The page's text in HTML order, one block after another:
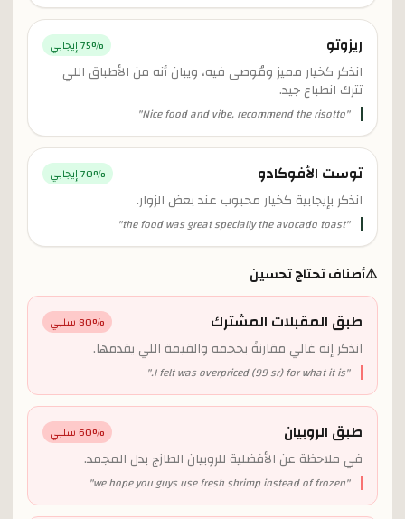
ريزوتو 75% إيجابي
انذكر كخيار مميز ومُوصى فيه، ويبان أنه من الأطباق اللي
تترك انطباع جيد.
"
Nice food and vibe, recommend the risotto
"
توست الأفوكادو 70% إيجابي
انذكر بإيجابية كخيار محبوب عند بعض الزوار.
"
the food was great specially the avocado toast
"
⚠️أصناف تحتاج تحسين
طبق المقبلات المشترك 80% سلبي
انذكر إنه غالي مقارنةً بحجمه والقيمة اللي يقدمها.
"
I felt was overpriced (99 sr) for what it is.
"
طبق الروبيان 60% سلبي
في ملاحظة عن الأفضلية للروبيان الطازج بدل المجمد.
"
we hope you guys use fresh shrimp instead of frozen
"